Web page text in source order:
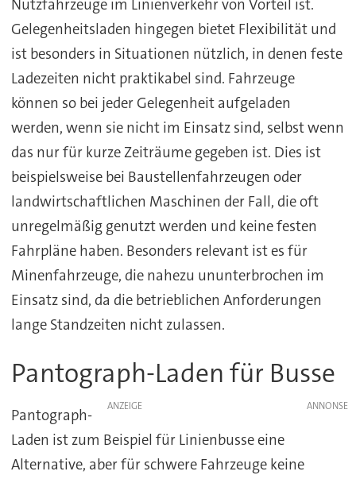
Nutzfahrzeuge im Linienverkehr von Vorteil ist.
Gelegenheitsladen hingegen bietet Flexibilität und
ist besonders in Situationen nützlich, in denen feste
Ladezeiten nicht praktikabel sind. Fahrzeuge
können so bei jeder Gelegenheit aufgeladen
werden, wenn sie nicht im Einsatz sind, selbst wenn
das nur für kurze Zeiträume gegeben ist. Dies ist
beispielsweise bei Baustellenfahrzeugen oder
landwirtschaftlichen Maschinen der Fall, die oft
unregelmäßig genutzt werden und keine festen
Fahrpläne haben. Besonders relevant ist es für
Minenfahrzeuge, die nahezu ununterbrochen im
Einsatz sind, da die betrieblichen Anforderungen
lange Standzeiten nicht zulassen.
Pantograph-Laden für Busse
ANZEIGE
Pantograph-
Laden ist zum Beispiel für Linienbusse eine
Alternative, aber für schwere Fahrzeuge keine